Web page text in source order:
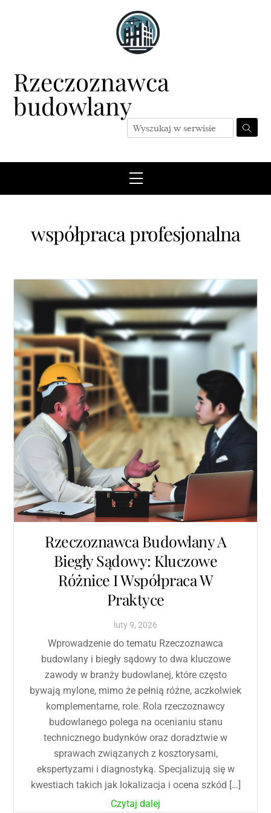
Rzeczoznawca
budowlany
Menu
współpraca profesjonalna
Rzeczoznawca Budowlany A
Biegły Sądowy: Kluczowe
Różnice I Współpraca W
Praktyce
luty 9, 2026
Wprowadzenie do tematu Rzeczoznawca
budowlany i biegły sądowy to dwa kluczowe
zawody w branży budowlanej, które często
bywają mylone, mimo że pełnią różne, aczkolwiek
komplementarne, role. Rola rzeczoznawcy
budowlanego polega na ocenianiu stanu
technicznego budynków oraz doradztwie w
sprawach związanych z kosztorysami,
ekspertyzami i diagnostyką. Specjalizują się w
kwestiach takich jak lokalizacja i ocena szkód […]
Czytaj dalej